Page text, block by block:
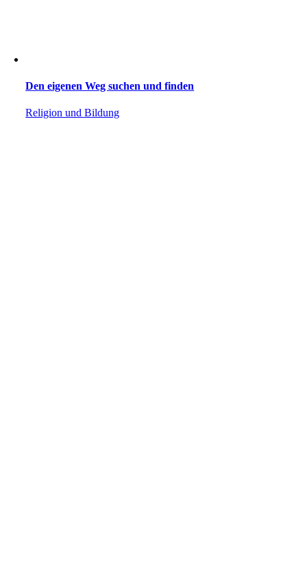
Den eigenen Weg suchen und finden
Religion und Bildung